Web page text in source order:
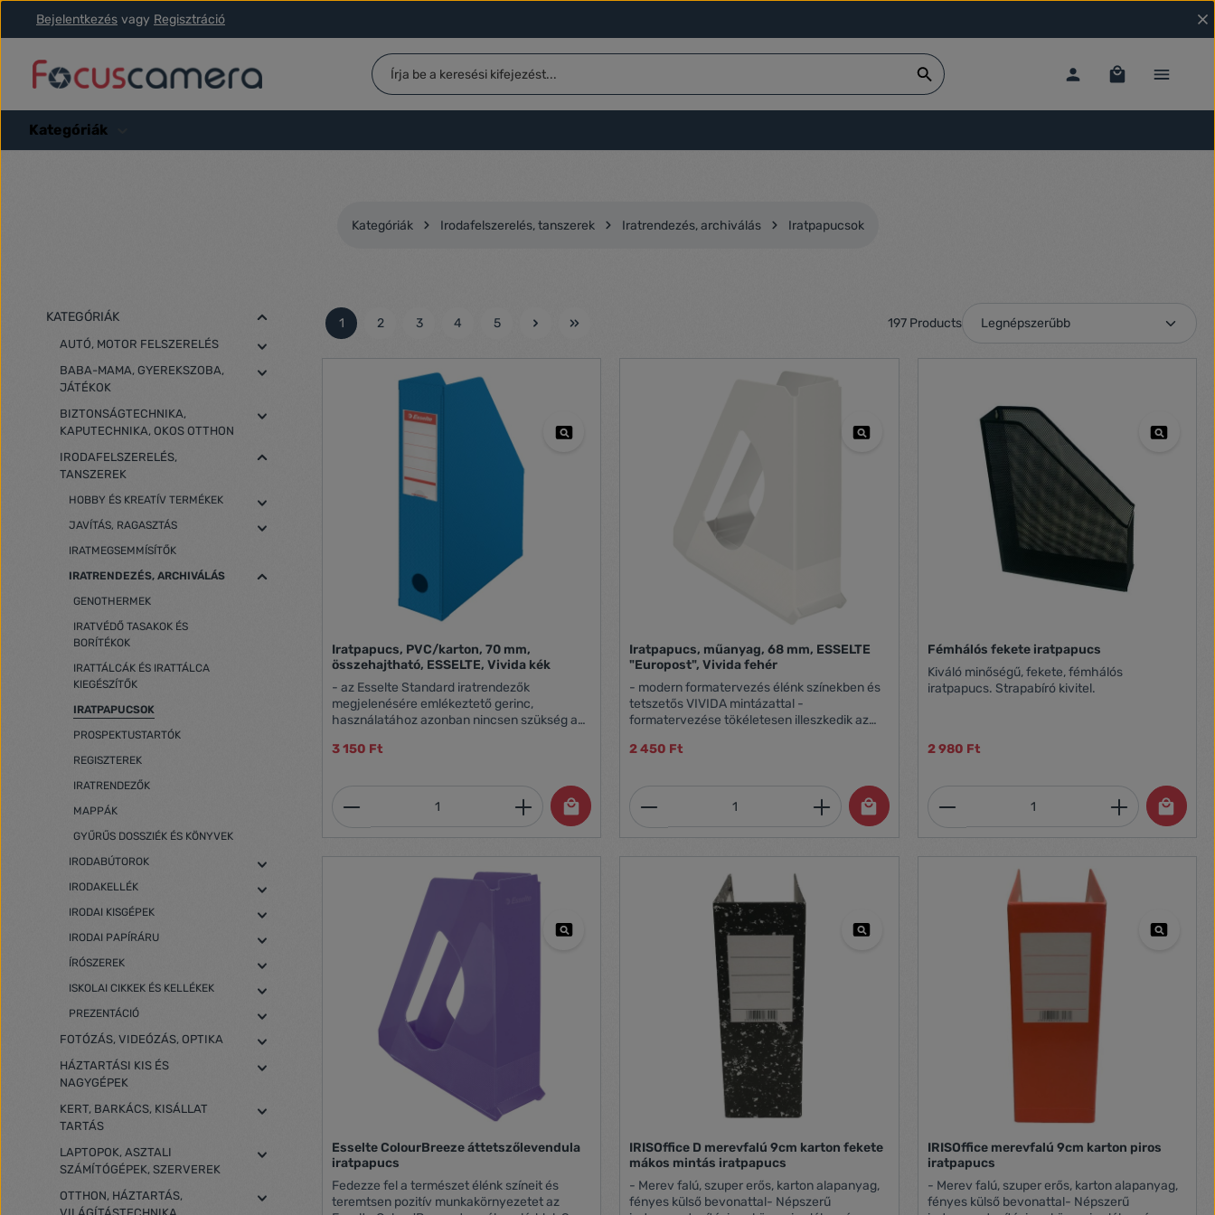
a fő tartalomra
Ugrás a kereséshez
Ugrás a fő navigációhoz
Bejelentkezés vagy Regisztráció
Kategóriák
Kategóriák Irodafelszerelés, tanszerek Iratrendezés, archiválás Iratpapucsok
KATEGÓRIÁK
AUTÓ, MOTOR FELSZERELÉS
BABA-MAMA, GYEREKSZOBA,
JÁTÉKOK
BIZTONSÁGTECHNIKA,
KAPUTECHNIKA, OKOS OTTHON
IRODAFELSZERELÉS,
TANSZEREK
HOBBY ÉS KREATÍV TERMÉKEK
JAVÍTÁS, RAGASZTÁS
IRATMEGSEMMÍSÍTŐK
IRATRENDEZÉS, ARCHIVÁLÁS
GENOTHERMEK
IRATVÉDŐ TASAKOK ÉS
BORÍTÉKOK
IRATTÁLCÁK ÉS IRATTÁLCA
KIEGÉSZÍTŐK
IRATPAPUCSOK
PROSPEKTUSTARTÓK
REGISZTEREK
IRATRENDEZŐK
MAPPÁK
GYŰRŰS DOSSZIÉK ÉS KÖNYVEK
IRODABÚTOROK
IRODAKELLÉK
IRODAI KISGÉPEK
IRODAI PAPÍRÁRU
ÍRÓSZEREK
ISKOLAI CIKKEK ÉS KELLÉKEK
PREZENTÁCIÓ
FOTÓZÁS, VIDEÓZÁS, OPTIKA
HÁZTARTÁSI KIS ÉS
NAGYGÉPEK
KERT, BARKÁCS, KISÁLLAT
TARTÁS
LAPTOPOK, ASZTALI
SZÁMÍTÓGÉPEK, SZERVEREK
OTTHON, HÁZTARTÁS,
Oldal
1
Oldal
2
Oldal
3
Oldal
4
Oldal
5 197 Products
Iratpapucs, PVC/karton, 70 mm,
összehajtható, ESSELTE, Vivida kék
- az Esselte Standard iratrendezők
megjelenésére emlékeztető gerinc,
használatához azonban nincsen szükség a
asztalon, polcon, vagy irattárban -
megoldás - cserélhető gerinccímke a
könnyebb azonosításhoz - kihúzólyuk a
tökéletesen illik a többi Vivida termékhez -
3 150 Ft
Termékmennyiség: Adja meg a kívánt mennyiséget, vagy használja a gombokat a
Iratpapucs, műanyag, 68 mm, ESSELTE
"Europost", Vivida fehér
- modern formatervezés élénk színekben és
tetszetős VIVIDA mintázattal -
formatervezése tökéletesen illeszkedik az
termékeihez - egyedi mintázat a talprészen
kialakításához - a polcról történő leemelést
elősegítő kihúzófül - az alacsony gerinc
megkönnyíti a tartalom beazonosítását - a
kihúzófülre címke helyezhető a könnyebb
2 450 Ft
Termékmennyiség: Adja meg a kívánt mennyiséget, vagy
Fémhálós fekete iratpapucs
Kiváló minőségű, fekete, fémhálós
iratpapucs. Strapabíró kivitel.
2 980 Ft
Termékmennyiség: Adja
Esselte ColourBreeze áttetszőlevendula
iratpapucs
Fedezze fel a természet élénk színeit és
teremtsen pozitív munkakörnyezetet az
IRISOffice D merevfalú 9cm karton fekete
mákos mintás iratpapucs
- Merev falú, szuper erős, karton alapanyag,
fényes külső bevonattal- Népszerű
IRISOffice merevfalú 9cm karton piros
iratpapucs
- Merev falú, szuper erős, karton alapanyag,
fényes külső bevonattal- Népszerű